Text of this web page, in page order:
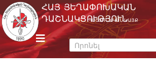
Skip
to
content
m
e
n
u
ՀԱՅ ՅԵՂԱՓՈԽԱԿԱՆ
ԴԱՇՆԱԿՑՈՒԹՅՈՒՆ
ՊԱՇՏՈՆԱԿԱՆ ԿԱՅՔ